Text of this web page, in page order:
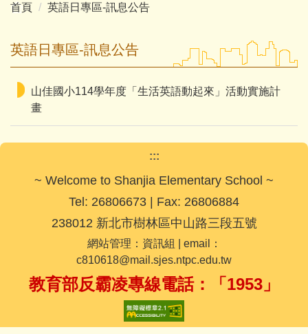
訊息公告
活動剪影
首頁 英語日專區-訊息公告
英語日專區-訊息公告
山佳國小114學年度「生活英語動起來」活動實施計
畫
:::
~ Welcome to Shanjia Elementary School ~
Tel: 26806673 | Fax: 26806884
238012 新北市樹林區中山路三段五號
網站管理：資訊組 | email：
c810618@mail.sjes.ntpc.edu.tw
教育部反霸凌專線電話：「1953」